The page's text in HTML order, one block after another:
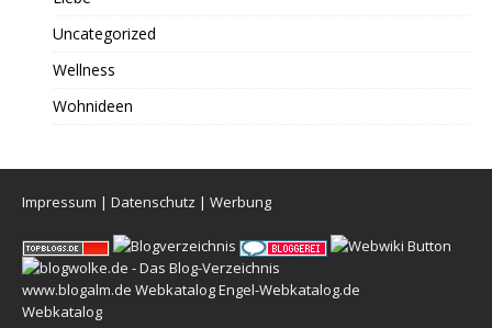
Uncategorized
Wellness
Wohnideen
Impressum | Datenschutz | Werbung
www.blogalm.de WebkatalogEngel-Webkatalog.de
Webkatalog